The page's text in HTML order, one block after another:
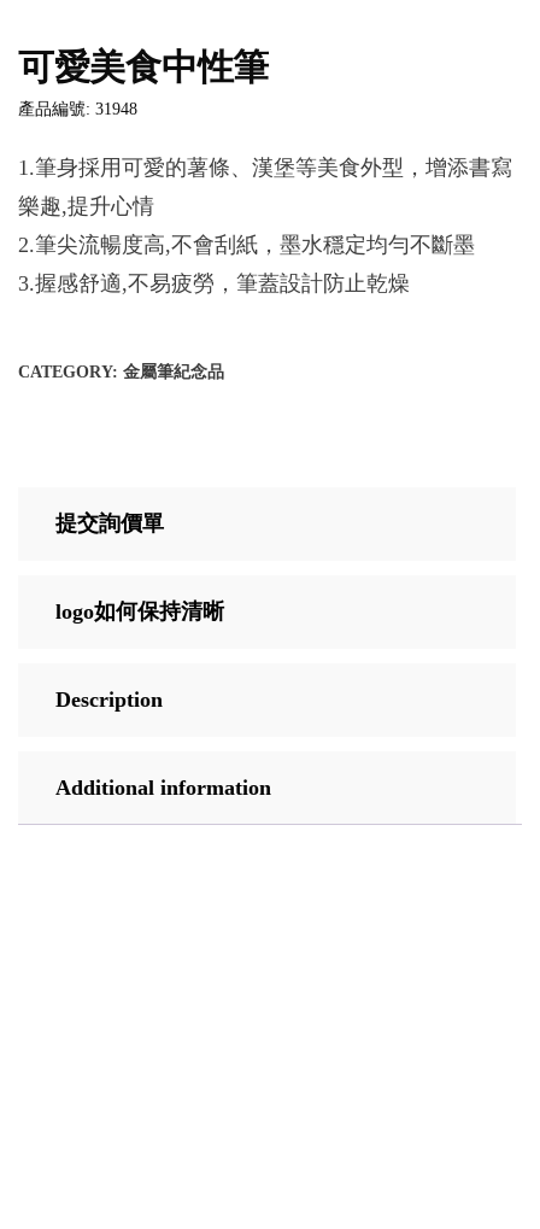
可愛美食中性筆
產品編號: 31948
1.筆身採用可愛的薯條、漢堡等美食外型，增添書寫
樂趣,提升心情
2.筆尖流暢度高,不會刮紙，墨水穩定均勻不斷墨
3.握感舒適,不易疲勞，筆蓋設計防止乾燥
CATEGORY: 金屬筆紀念品
提交詢價單
logo如何保持清晰
Description
Additional information